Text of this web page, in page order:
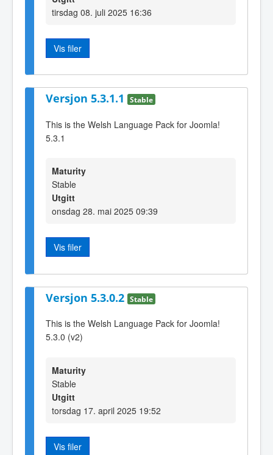
tirsdag 08. juli 2025 16:36
Vis filer
Versjon 5.3.1.1 Stable
This is the Welsh Language Pack for Joomla!
5.3.1
Maturity
Stable
Utgitt
onsdag 28. mai 2025 09:39
Vis filer
Versjon 5.3.0.2 Stable
This is the Welsh Language Pack for Joomla!
5.3.0 (v2)
Maturity
Stable
Utgitt
torsdag 17. april 2025 19:52
Vis filer